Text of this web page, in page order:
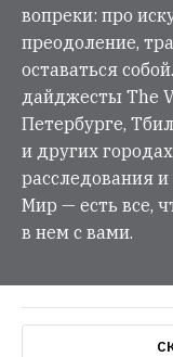
вопреки: про
преодоление,
оставаться
дайджесты The
Петербурге,
и других
расследования
Мир — есть все,
в нем с вами.